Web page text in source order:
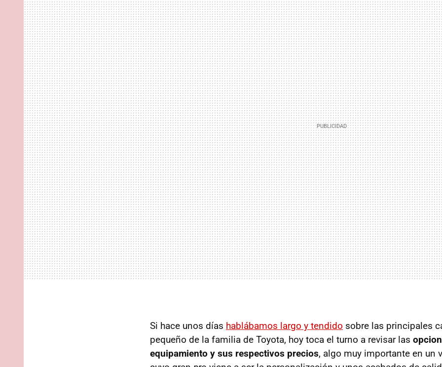
Si hace unos días hablábamos largo y tendido sobre las principales
pequeño de la familia de Toyota, hoy toca el turno a revisar las
equipamiento y sus respectivos precios, algo muy importante en un